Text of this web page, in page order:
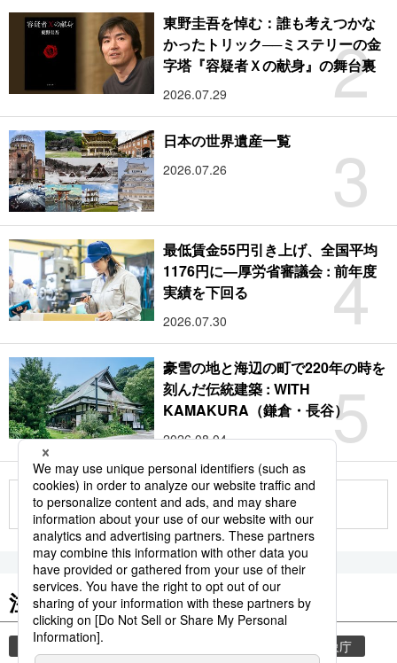
2
東野圭吾を悼む：誰も考えつかな
かったトリック──ミステリーの金
字塔『容疑者Ｘの献身』の舞台裏
2026.07.29
3
日本の世界遺産一覧
2026.07.26
4
最低賃金55円引き上げ、全国平均
1176円に―厚労省審議会 : 前年度
実績を下回る
2026.07.30
5
豪雪の地と海辺の町で220年の時を
刻んだ伝統建築 : WITH
KAMAKURA（鎌倉・長谷）
2026.08.04
もっと見る
注目のキーワード
共同通信ニュース 気象庁